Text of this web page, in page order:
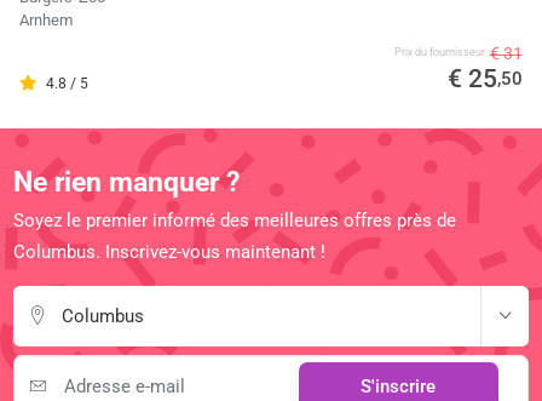
Arnhem
4.8 / 5
Prix ​​du fournisseur € 31
€ 25,50
Ne rien manquer ?
Soyez le premier informé des meilleures offres près de
Columbus. Inscrivez-vous maintenant !
Columbus
S'inscrire